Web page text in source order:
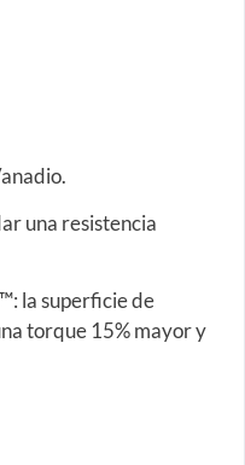
una resistencia
la superficie de
torque 15% mayor y